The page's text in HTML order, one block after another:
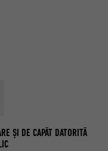
ȘI DE CAPĂT DATORITĂ